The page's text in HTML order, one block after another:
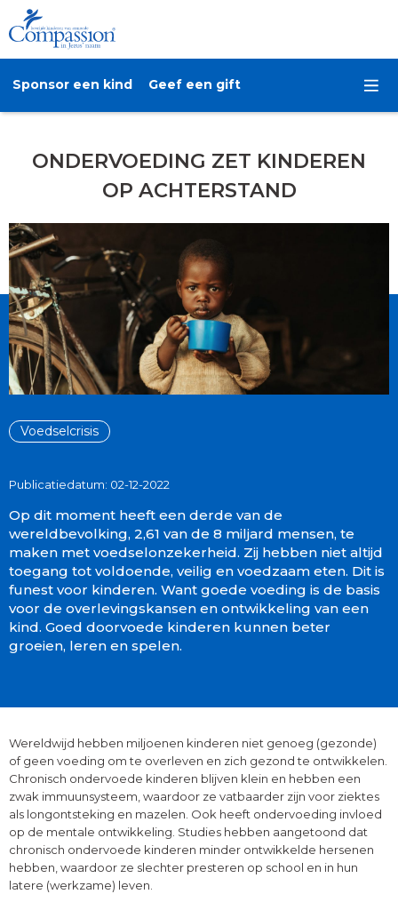
Sponsor een kind Geef een gift
ONDERVOEDING ZET KINDEREN
OP ACHTERSTAND
Voedselcrisis
Publicatiedatum: 02-12-2022
Op dit moment heeft een derde van de
wereldbevolking, 2,61 van de 8 miljard mensen, te
maken met voedselonzekerheid. Zij hebben niet altijd
toegang tot voldoende, veilig en voedzaam eten. Dit is
funest voor kinderen. Want goede voeding is de basis
voor de overlevingskansen en ontwikkeling van een
kind. Goed doorvoede kinderen kunnen beter
groeien, leren en spelen.
Wereldwijd hebben miljoenen kinderen niet genoeg (gezonde)
of geen voeding om te overleven en zich gezond te ontwikkelen.
Chronisch ondervoede kinderen blijven klein en hebben een
zwak immuunsysteem, waardoor ze vatbaarder zijn voor ziektes
als longontsteking en mazelen. Ook heeft ondervoeding invloed
op de mentale ontwikkeling. Studies hebben aangetoond dat
chronisch ondervoede kinderen minder ontwikkelde hersenen
hebben, waardoor ze slechter presteren op school en in hun
latere (werkzame) leven.